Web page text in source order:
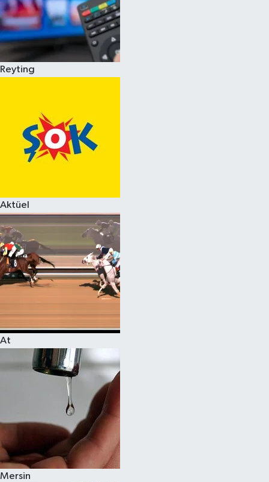
Reyting
Aktüel
At
Mersin